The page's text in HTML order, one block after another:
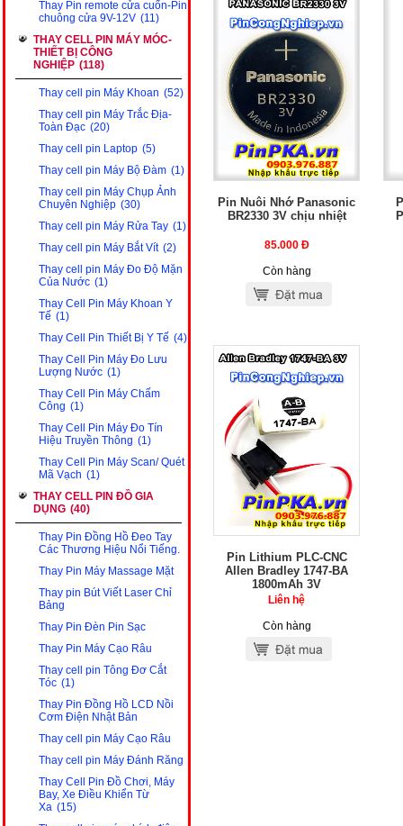
Thay Pin remote cửa cuốn-Pin
chuông cửa 9V-12V (11)
THAY CELL PIN MÁY MÓC-
THIẾT BỊ CÔNG
NGHIỆP (118)
Thay cell pin Máy Khoan (52)
Thay cell pin Máy Trắc Địa-
Toàn Đạc (20)
Thay cell pin Laptop (5)
Thay cell pin Máy Bộ Đàm (1)
Thay cell pin Máy Chụp Ảnh
Chuyên Nghiệp (30)
Thay cell pin Máy Rửa Tay (1)
Thay cell pin Máy Bắt Vít (2)
Thay cell pin Máy Đo Độ Mặn
Của Nước (1)
Thay Cell Pin Máy Khoan Y
Tế (1)
Thay Cell Pin Thiết Bị Y Tế (4)
Thay Cell Pin Máy Đo Lưu
Lượng Nước (1)
Thay Cell Pin Máy Chấm
Công (1)
Thay Cell Pin Máy Đo Tín
Hiệu Truyền Thông (1)
Thay Cell Pin Máy Scan/ Quét
Mã Vạch (1)
THAY CELL PIN ĐỒ GIA
DỤNG (40)
Thay Pin Đồng Hồ Đeo Tay
Các Thương Hiệu Nổi Tiếng.
Thay Pin Máy Massage Mặt
Thay pin Bút Viết Laser Chỉ
Bảng
Thay Pin Đèn Pin Sạc
Thay Pin Máy Cạo Râu
Thay cell pin Tông Đơ Cắt
Tóc (1)
Thay Pin Đồng Hồ LCD Nồi
Cơm Điện Nhật Bản
Thay cell pin Máy Cạo Râu
Thay cell pin Máy Đánh Răng
Thay Cell Pin Đồ Chơi, Máy
Bay, Xe Điều Khiển Từ
Xa (15)
Pin Nuôi Nhớ Panasonic
BR2330 3V chịu nhiệt
85.000 Đ
Còn hàng
Pin Lithium PLC-CNC
Allen Bradley 1747-BA
1800mAh 3V
Liên hệ
Còn hàng